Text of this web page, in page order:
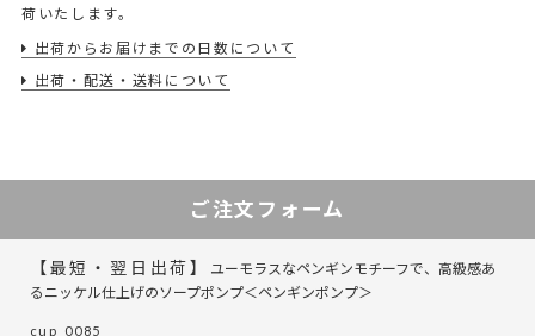
荷いたします。
出荷からお届けまでの日数について
出荷・配送・送料について
ご注文フォーム
【最短・翌日出荷】
ユーモラスなペンギンモチーフで、高級感あ
るニッケル仕上げのソープポンプ＜ペンギンポンプ＞
cup_0085